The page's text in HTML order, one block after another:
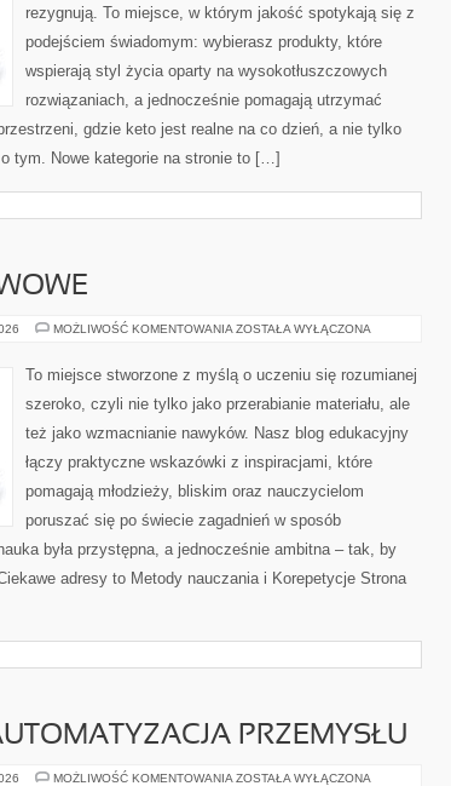
rezygnują. To miejsce, w którym jakość spotykają się z
podejściem świadomym: wybierasz produkty, które
wspierają styl życia oparty na wysokotłuszczowych
rozwiązaniach, a jednocześnie pomagają utrzymać
gdzie keto jest realne na co dzień, a nie tylko
tym. Nowe kategorie na stronie to […]
MOŻLIWOŚĆ KOMENTOWANIA SZKOŁY
ZOSTAŁA WYŁĄCZONA
To miejsce stworzone z myślą o uczeniu się rozumianej
szeroko, czyli nie tylko jako przerabianie materiału, ale
też jako wzmacnianie nawyków. Nasz blog edukacyjny
łączy praktyczne wskazówki z inspiracjami, które
pomagają młodzieży, bliskim oraz nauczycielom
poruszać się po świecie zagadnień w sposób
była przystępna, a jednocześnie ambitna – tak, by
adresy to Metody nauczania i Korepetycje Strona
PRZEMYSŁU
MOŻLIWOŚĆ KOMENTOWANIA ROBOTYZACJA
ZOSTAŁA WYŁĄCZONA